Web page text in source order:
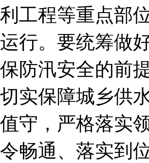
利工程等重点部
运行。要统筹做
保防汛安全的前
切实保障城乡供
值守，严格落实
令畅通、落实到位